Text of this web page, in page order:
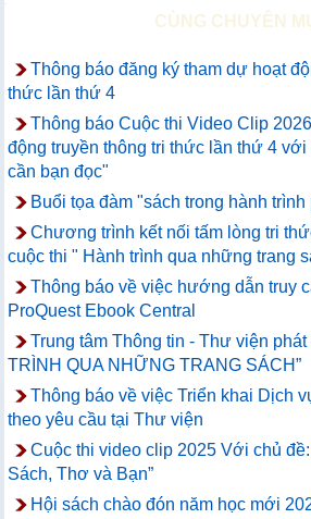
CÙNG CHUYÊN
Thông báo đăng ký tham dự hoạt
thức lần thứ 4
Thông báo Cuộc thi Video Clip
động truyền thông tri thức lần thứ 4
cần bạn đọc"
Buổi tọa đàm "sách trong hành
Chương trình kết nối tấm lòng tri
cuộc thi " Hành trình qua những trang
Thông báo về việc hướng dẫn truy
ProQuest Ebook Central
Trung tâm Thông tin - Thư viện phát
TRÌNH QUA NHỮNG TRANG SÁCH”
Thông báo về việc Triển khai Dịch
theo yêu cầu tại Thư viện
Cuộc thi video clip 2025 Với chủ
Sách, Thơ và Bạn”
Hội sách chào đón năm học mới